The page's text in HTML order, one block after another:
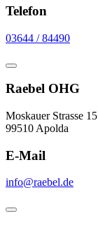
Telefon
03644 / 84490
Raebel OHG
Moskauer Strasse 15
99510 Apolda
E-Mail
info@raebel.de